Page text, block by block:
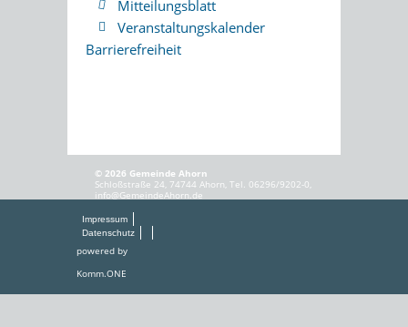
Mitteilungsblatt
Veranstaltungskalender
Barrierefreiheit
© 2026 Gemeinde Ahorn
Schloßstraße 24, 74744 Ahorn, Tel. 06296/9202-0,
info@GemeindeAhorn.de
Impressum
Datenschutz
powered by
Komm.ONE